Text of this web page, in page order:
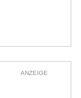
ANZEIGE